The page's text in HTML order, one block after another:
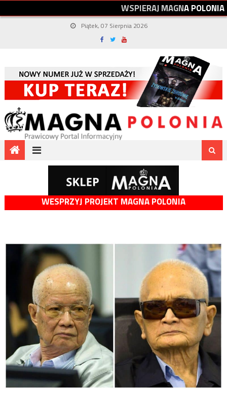
WSPIERAJMAGNAPOLONIA
Piątek, 07 Sierpnia 2026
WESPRZYJ PROJEKT MAGNA POLONIA